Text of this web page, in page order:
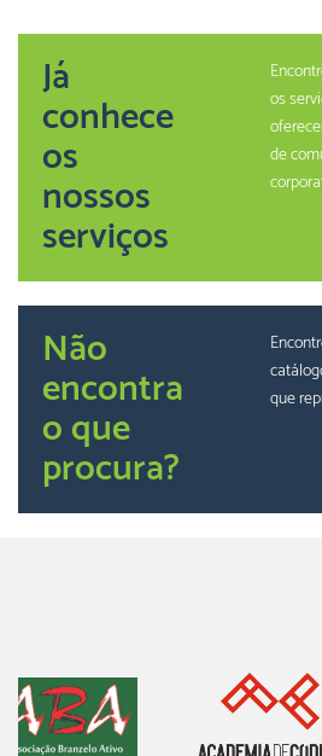
Já
conhece
os
nossos
serviços
os
de
Não
encontra
o que
procura?
que